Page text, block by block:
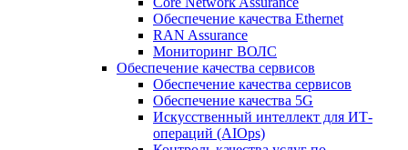
Обеспечение качества Ethernet
RAN Assurance
Мониторинг ВОЛС
Обеспечение качества сервисов
Обеспечение качества сервисов
Обеспечение качества 5G
Искусственный интеллект для ИТ-
операций (AIOps)